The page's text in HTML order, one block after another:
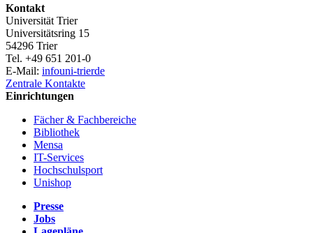
Kontakt
Universität Trier
Universitätsring 15
54296 Trier
Tel. +49 651 201-0
E-Mail: infouni-trierde
Zentrale Kontakte
Einrichtungen
Fächer & Fachbereiche
Bibliothek
Mensa
IT-Services
Hochschulsport
Unishop
Presse
Jobs